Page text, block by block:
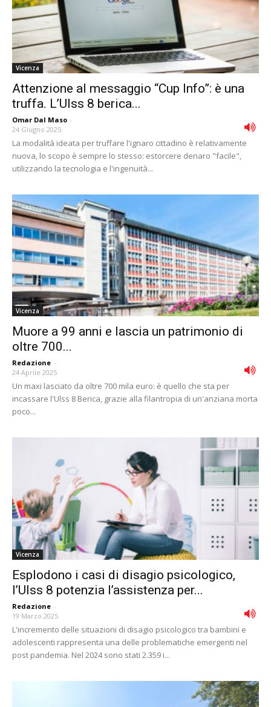
Vicenza
Attenzione al messaggio “Cup Info”: è una
truffa. L’Ulss 8 berica...
Omar Dal Maso -
24 Giugno 2025
La modalità ideata per truffare l'ignaro cittadino è relativamente
nuova, lo scopo è sempre lo stesso: estorcere denaro "facile",
utilizzando la tecnologia e l'ingenuità...
Vicenza
Muore a 99 anni e lascia un patrimonio di
oltre 700...
Redazione -
24 Aprile 2025
Un maxi lasciato da oltre 700 mila euro: è quello che sta per
incassare l'Ulss 8 Berica, grazie alla filantropia di un'anziana morta
poco...
Vicenza
Esplodono i casi di disagio psicologico,
l’Ulss 8 potenzia l’assistenza per...
Redazione -
19 Marzo 2025
L'incremento delle situazioni di disagio psicologico tra bambini e
adolescenti rappresenta una delle problematiche emergenti nel
post pandemia. Nel 2024 sono stati 2.359 i...